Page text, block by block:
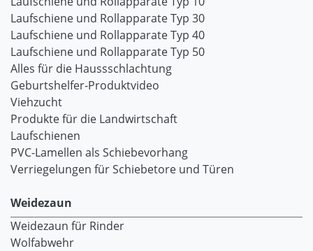
Laufschiene und Rollapparate Typ 30
Laufschiene und Rollapparate Typ 40
Laufschiene und Rollapparate Typ 50
Alles für die Haussschlachtung
Geburtshelfer-Produktvideo
Viehzucht
Produkte für die Landwirtschaft
Laufschienen
PVC-Lamellen als Schiebevorhang
Verriegelungen für Schiebetore und Türen
Weidezaun
Weidezaun für Rinder
Wolfabwehr